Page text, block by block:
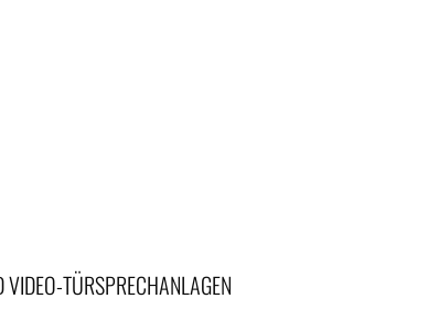
TÜRSPRECHANLAGEN